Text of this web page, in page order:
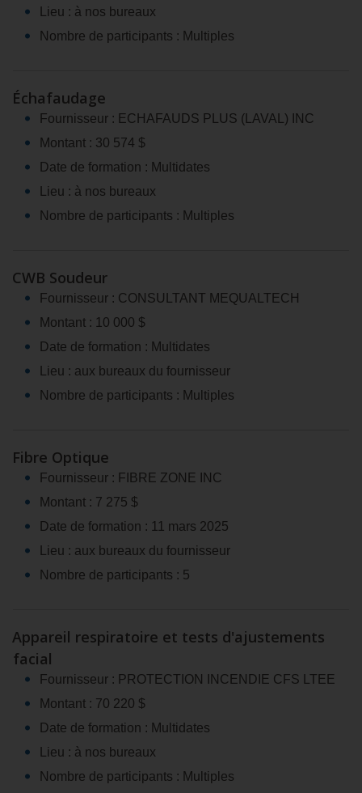
Lieu : à nos bureaux
Nombre de participants : Multiples
Échafaudage
Fournisseur : ECHAFAUDS PLUS (LAVAL) INC
Montant : 30 574 $
Date de formation : Multidates
Lieu : à nos bureaux
Nombre de participants : Multiples
CWB Soudeur
Fournisseur : CONSULTANT MEQUALTECH
Montant : 10 000 $
Date de formation : Multidates
Lieu : aux bureaux du fournisseur
Nombre de participants : Multiples
Fibre Optique
Fournisseur : FIBRE ZONE INC
Montant : 7 275 $
Date de formation : 11 mars 2025
Lieu : aux bureaux du fournisseur
Nombre de participants : 5
Appareil respiratoire et tests d'ajustements
facial
Fournisseur : PROTECTION INCENDIE CFS LTEE
Montant : 70 220 $
Date de formation : Multidates
Lieu : à nos bureaux
Nombre de participants : Multiples